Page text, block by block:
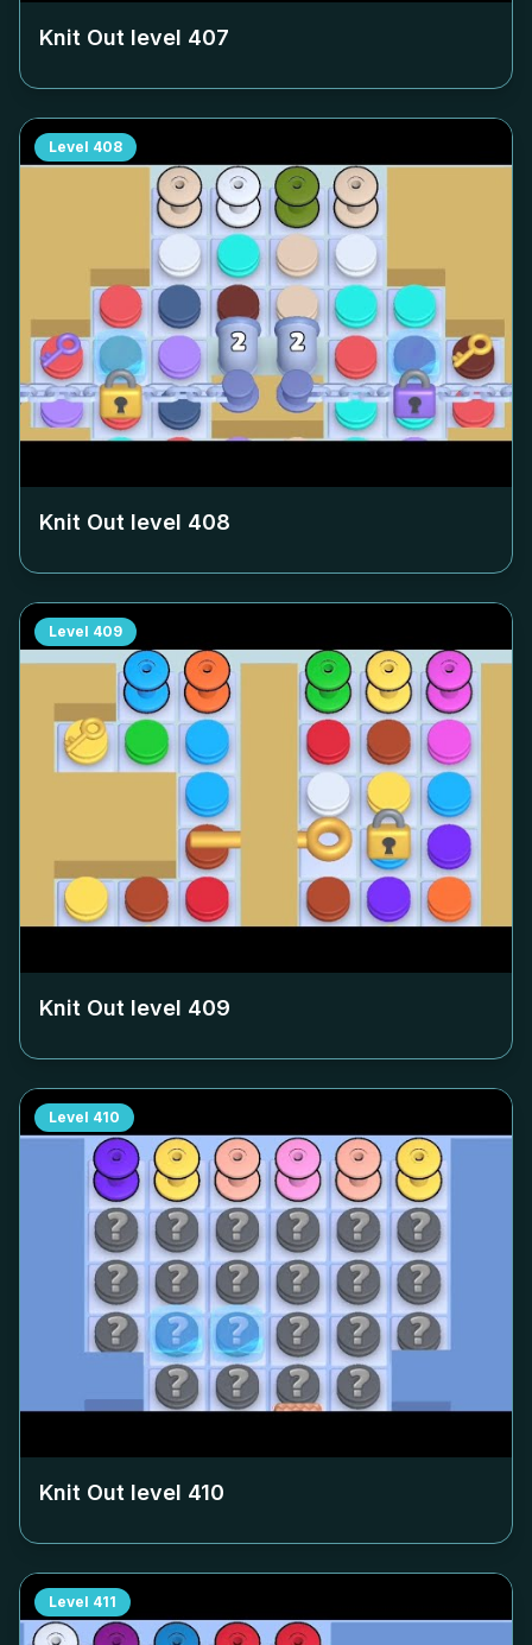
Knit Out level 407
Level 408
Knit Out level 408
Level 409
Knit Out level 409
Level 410
Knit Out level 410
Level 411